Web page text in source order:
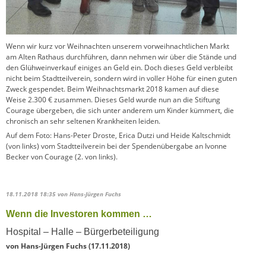
Wenn wir kurz vor Weihnachten unserem vorweihnachtlichen Markt
am Alten Rathaus durchführen, dann nehmen wir über die Stände und
den Glühweinverkauf einiges an Geld ein. Doch dieses Geld verbleibt
nicht beim Stadtteilverein, sondern wird in voller Höhe für einen guten
Zweck gespendet. Beim Weihnachtsmarkt 2018 kamen auf diese
Weise 2.300 € zusammen. Dieses Geld wurde nun an die Stiftung
Courage übergeben, die sich unter anderem um Kinder kümmert, die
chronisch an sehr seltenen Krankheiten leiden.
Auf dem Foto: Hans-Peter Droste, Erica Dutzi und Heide Kaltschmidt
(von links) vom Stadtteilverein bei der Spendenübergabe an Ivonne
Becker von Courage (2. von links).
18.11.2018 18:35 von Hans-Jürgen Fuchs
Wenn die Investoren kommen …
Hospital – Halle – Bürgerbeteiligung
von Hans-Jürgen Fuchs (17.11.2018)